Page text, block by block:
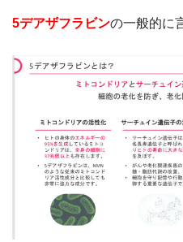
5デアザフラビンの一般的に